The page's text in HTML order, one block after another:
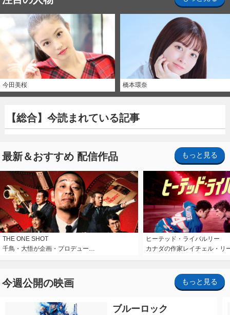
今田美桜 橋本環奈
【総合】今読まれている記事
最新＆おすすめ 配信作品 もっと見る
THE ONE SHOT
千鳥・大悟が企画・プロデュー…
ヒーテッド・ライバルリー
カナダの作家レイチェル・リ
今週公開の映画 もっと見る
ブルーロック